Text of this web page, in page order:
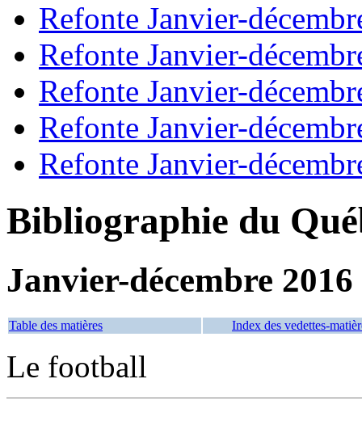
Refonte Janvier-
Refonte Janvier-
Refonte Janvier-
Refonte Janvier-
Refonte Janvier-
Bibliographie du
Janvier-décembre 2016
Table des matières Index des vedettes-
Le football